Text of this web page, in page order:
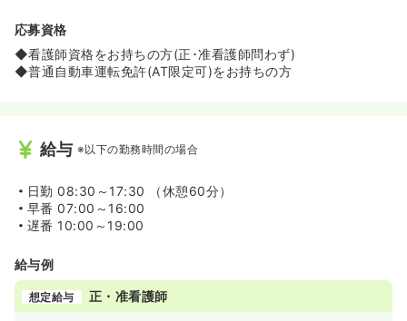
応募資格
◆看護師資格をお持ちの方(正･准看護師問わず)
◆普通自動車運転免許(AT限定可)をお持ちの方
給与 ※以下の勤務時間の場合
日勤 08:30～17:30 （休憩60分）
早番 07:00～16:00
遅番 10:00～19:00
給与例
想定給与 正・准看護師